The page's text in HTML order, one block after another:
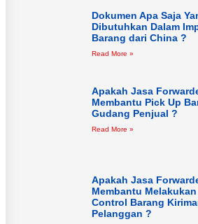
Dokumen Apa Saja
Dibutuhkan Dalam
Barang dari China ?
Read More »
Apakah Jasa
Membantu Pick Up
Gudang Penjual ?
Read More »
Apakah Jasa
Membantu
Control Barang
Pelanggan ?